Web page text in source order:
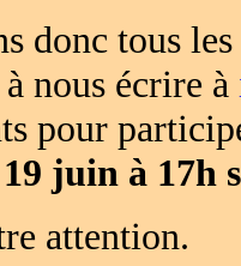
donc tous
nous écrire à
pour
juin à 17h
attention.